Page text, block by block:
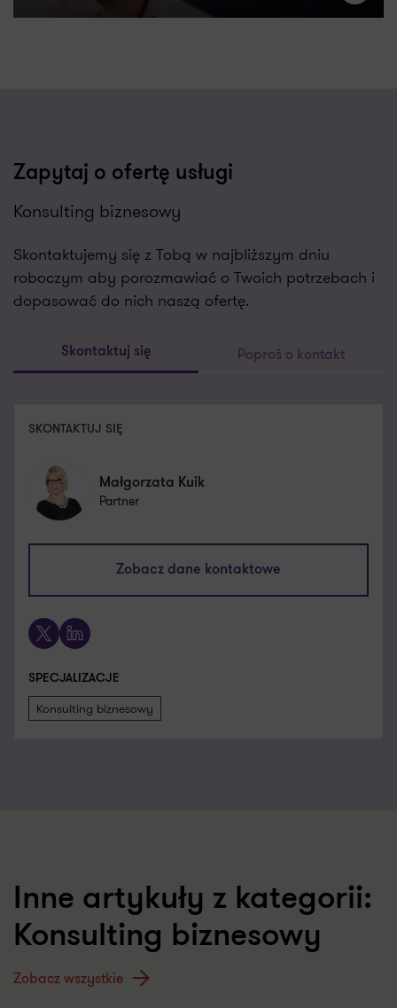
Zapytaj o ofertę usługi
Konsulting biznesowy
Skontaktujemy się z Tobą w najbliższym dniu
roboczym aby porozmawiać o Twoich potrzebach i
dopasować do nich naszą ofertę.
Skontaktuj się Poproś o kontakt
SKONTAKTUJ SIĘ
Małgorzata Kuik
Partner
Zobacz dane kontaktowe
X LinkedIn
SPECJALIZACJE
Konsulting biznesowy
Inne artykuły z kategorii:
Konsulting biznesowy
Zobacz wszystkie